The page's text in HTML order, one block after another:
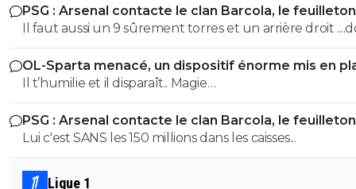
PSG : Arsenal contacte le clan Barcola, le feuilleton
relancé
Il faut aussi un 9 sûrement torres et un arrière droit
tomas ajauro ou ordonez
OL-Sparta menacé, un dispositif énorme mis en
Il t’humilie et il disparaît.. Magie…
PSG : Arsenal contacte le clan Barcola, le feuilleton
relancé
Lui c'est SANS les 150 millions dans les caisses...
Ligue 1